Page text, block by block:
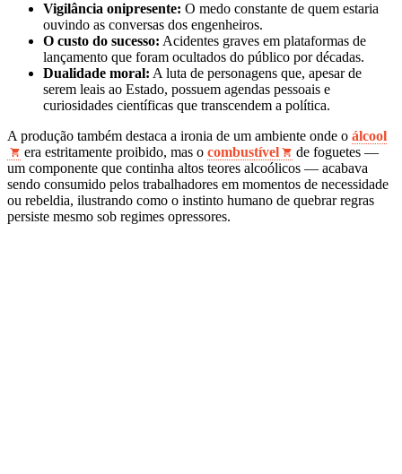
Vigilância onipresente: O medo constante de quem estaria
ouvindo as conversas dos engenheiros.
O custo do sucesso: Acidentes graves em plataformas de
lançamento que foram ocultados do público por décadas.
Dualidade moral: A luta de personagens que, apesar de
serem leais ao Estado, possuem agendas pessoais e
curiosidades científicas que transcendem a política.
A produção também destaca a ironia de um ambiente onde o álcool
era estritamente proibido, mas o combustível
de foguetes —
um componente que continha altos teores alcoólicos — acabava
sendo consumido pelos trabalhadores em momentos de necessidade
ou rebeldia, ilustrando como o instinto humano de quebrar regras
persiste mesmo sob regimes opressores.